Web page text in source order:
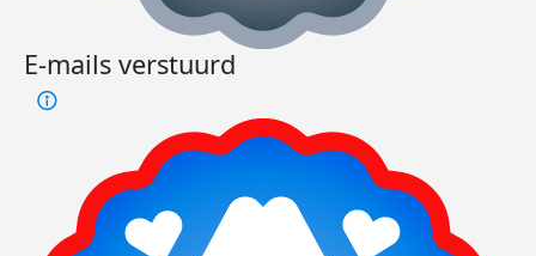
E-mails verstuurd